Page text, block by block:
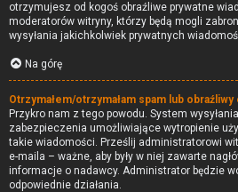
otrzymujesz od kogoś obraźliwe prywatne
moderatorów witryny, którzy będą mogli
wysyłania jakichkolwiek prywatnych
Na górę
Otrzymałem/otrzymałam spam lub
Przykro nam z tego powodu. System
zabezpieczenia umożliwiające wytropienie
takie wiadomości. Prześlij administratorowi
e-maila – ważne, aby były w niej zawarte
informacje o nadawcy. Administrator będzie
odpowiednie działania.